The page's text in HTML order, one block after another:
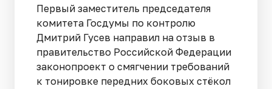
Первый заместитель председателя
комитета Госдумы по контролю
Дмитрий Гусев направил на отзыв в
правительство Российской Федерации
законопроект о смягчении требований
к тонировке передних боковых стёкол